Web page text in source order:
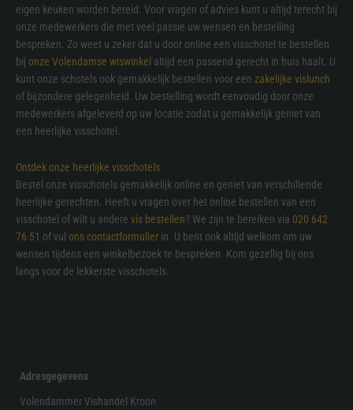
eigen keuken worden bereid. Voor vragen of advies kunt u altijd terecht bij
onze medewerkers die met veel passie uw wensen en bestelling
bespreken. Zo weet u zeker dat u door online een visschotel te bestellen
bij onze Volendamse wiswinkel altijd een passend gerecht in huis haalt. U
kunt onze schotels ook gemakkelijk bestellen voor een zakelijke vislunch
of bijzondere gelegenheid. Uw bestelling wordt eenvoudig door onze
medewerkers afgeleverd op uw locatie zodat u gemakkelijk geniet van
een heerlijke visschotel.
Ontdek onze heerlijke visschotels
Bestel onze visschotels gemakkelijk online en geniet van verschillende
heerlijke gerechten. Heeft u vragen over het online bestellen van een
visschotel of wilt u andere vis bestellen? We zijn te bereiken via 020 642
76 51 of vul ons contactformulier in. U bent ook altijd welkom om uw
wensen tijdens een winkelbezoek te bespreken. Kom gezellig bij ons
langs voor de lekkerste visschotels.
Adresgegevens
Volendammer Vishandel Kroon